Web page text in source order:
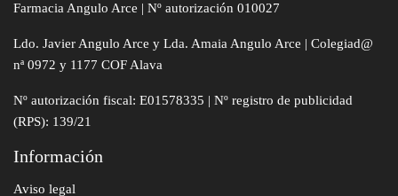
Farmacia Angulo Arce | Nº autorización 010027
Ldo. Javier Angulo Arce y Lda. Amaia Angulo Arce | Colegiad@
nª 0972 y 1177 COF Alava
Nº autorización fiscal: E01578335 | Nº registro de publicidad
(RPS): 139/21
Información
Aviso legal